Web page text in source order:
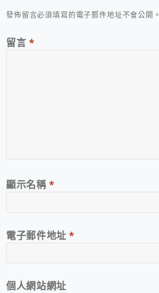
發佈留言必須填寫的電子郵件地址不會公開。
留言 *
顯示名稱*
電子郵件地址*
個人網站網址